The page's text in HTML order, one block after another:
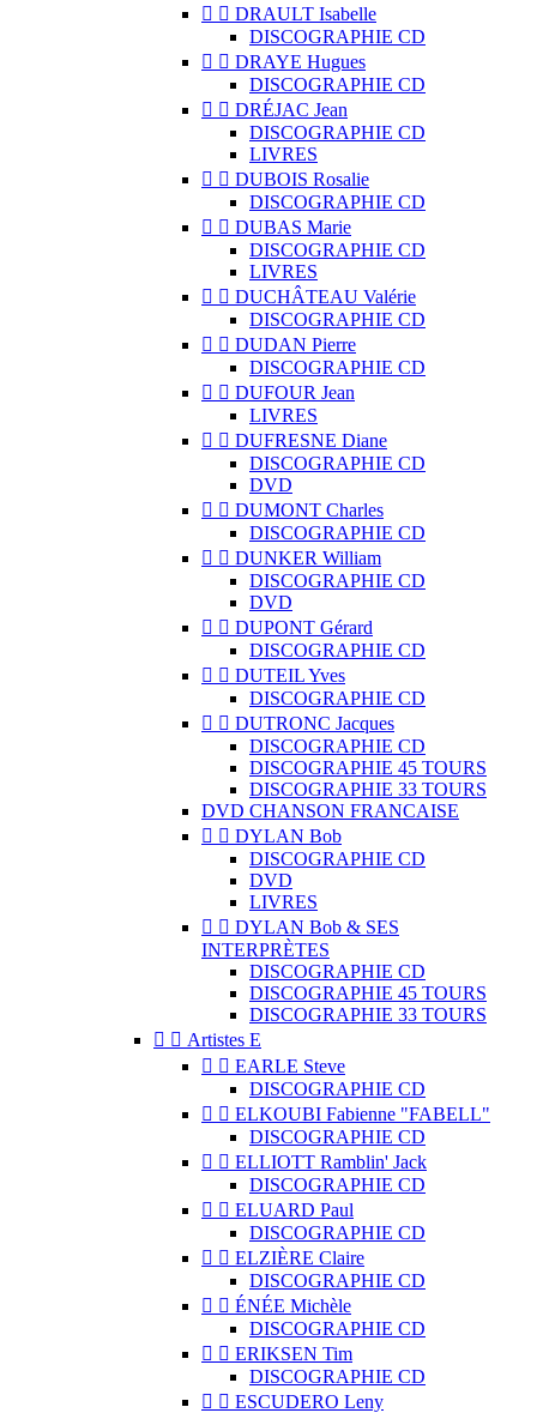
  DRAULT Isabelle
DISCOGRAPHIE CD
  DRAYE Hugues
DISCOGRAPHIE CD
  DRÉJAC Jean
DISCOGRAPHIE CD
LIVRES
  DUBOIS Rosalie
DISCOGRAPHIE CD
  DUBAS Marie
DISCOGRAPHIE CD
LIVRES
  DUCHÂTEAU Valérie
DISCOGRAPHIE CD
  DUDAN Pierre
DISCOGRAPHIE CD
  DUFOUR Jean
LIVRES
  DUFRESNE Diane
DISCOGRAPHIE CD
DVD
  DUMONT Charles
DISCOGRAPHIE CD
  DUNKER William
DISCOGRAPHIE CD
DVD
  DUPONT Gérard
DISCOGRAPHIE CD
  DUTEIL Yves
DISCOGRAPHIE CD
  DUTRONC Jacques
DISCOGRAPHIE CD
DISCOGRAPHIE 45 TOURS
DISCOGRAPHIE 33 TOURS
DVD CHANSON FRANCAISE
  DYLAN Bob
DISCOGRAPHIE CD
DVD
LIVRES
  DYLAN Bob & SES
INTERPRÈTES
DISCOGRAPHIE CD
DISCOGRAPHIE 45 TOURS
DISCOGRAPHIE 33 TOURS
  Artistes E
  EARLE Steve
DISCOGRAPHIE CD
  ELKOUBI Fabienne "FABELL"
DISCOGRAPHIE CD
  ELLIOTT Ramblin' Jack
DISCOGRAPHIE CD
  ELUARD Paul
DISCOGRAPHIE CD
  ELZIÈRE Claire
DISCOGRAPHIE CD
  ÉNÉE Michèle
DISCOGRAPHIE CD
  ERIKSEN Tim
DISCOGRAPHIE CD
  ESCUDERO Leny